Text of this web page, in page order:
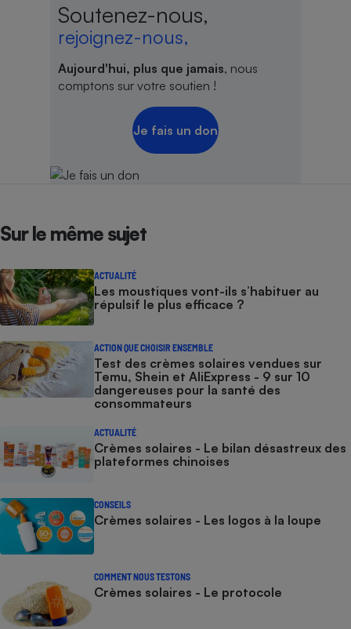
Soutenez-nous,
rejoignez-nous,
Aujourd'hui, plus que jamais, nous
comptons sur votre soutien !
Je fais un don
Sur le même sujet
ACTUALITÉ
Les moustiques vont-ils s’habituer au
répulsif le plus efficace ?
ACTION QUE CHOISIR ENSEMBLE
Test des crèmes solaires vendues sur
Temu, Shein et AliExpress - 9 sur 10
dangereuses pour la santé des
consommateurs
ACTUALITÉ
Crèmes solaires - Le bilan désastreux des
plateformes chinoises
CONSEILS
Crèmes solaires - Les logos à la loupe
COMMENT NOUS TESTONS
Crèmes solaires - Le protocole